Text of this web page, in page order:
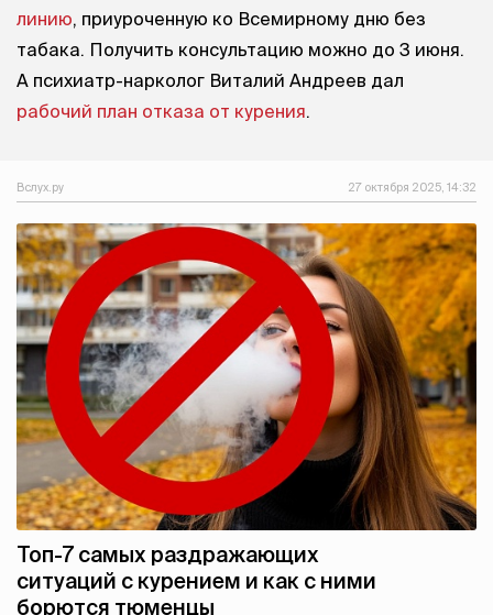
линию, приуроченную ко Всемирному дню без
табака. Получить консультацию можно до 3 июня.
А психиатр-нарколог Виталий Андреев дал
рабочий план отказа от курения.
Вслух.ру 27 октября 2025, 14:32
Топ-7 самых раздражающих
ситуаций с курением и как с ними
борются тюменцы